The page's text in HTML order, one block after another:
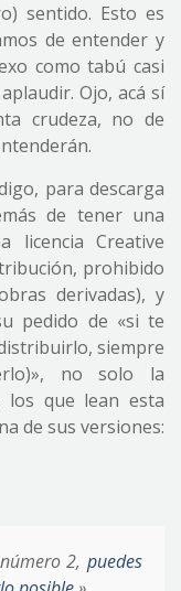
sentido. Esto es
de entender y
como tabú casi
Ojo, acá sí
crudeza, no de
para descarga
de tener una
licencia Creative
prohibido
derivadas), y
pedido de «si te
siempre
no solo la
los que lean esta
de sus versiones:
2, puedes